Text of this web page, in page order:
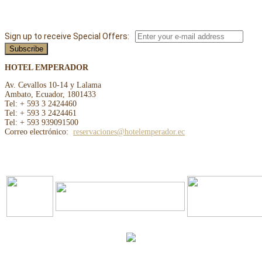
Sign up to receive Special Offers:
HOTEL EMPERADOR
Av. Cevallos 10-14 y Lalama
Ambato, Ecuador, 1801433
Tel: + 593 3 2424460
Tel: + 593 3 2424461
Tel: + 593 939091500
Correo electrónico: reservaciones@hotelemperador.ec